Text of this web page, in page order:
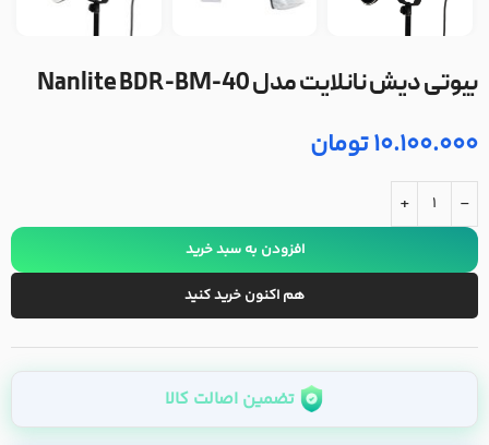
بیوتی دیش نانلایت مدل Nanlite BDR-BM-40
10.100.000تومان
-
+
افزودن به سبد خرید
هم اکنون خرید کنید
تضمین اصالت کالا